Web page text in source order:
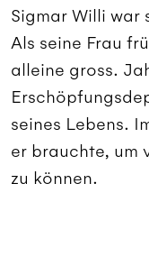
Sigmar Willi war
Als seine Frau
alleine gross.
seines Lebens.
er brauchte, um
zu können.